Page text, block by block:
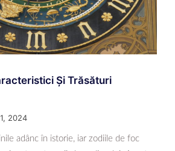
Și Trăsături
2024
adânc în istorie, iar zodiile de foc